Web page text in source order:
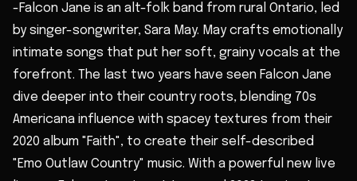
-Falcon Jane is an alt-folk band from rural Ontario, led
by singer-songwriter, Sara May. May crafts emotionally
intimate songs that put her soft, grainy vocals at the
forefront. The last two years have seen Falcon Jane
dive deeper into their country roots, blending 70s
Americana influence with spacey textures from their
2020 album "Faith", to create their self-described
"Emo Outlaw Country" music. With a powerful new live